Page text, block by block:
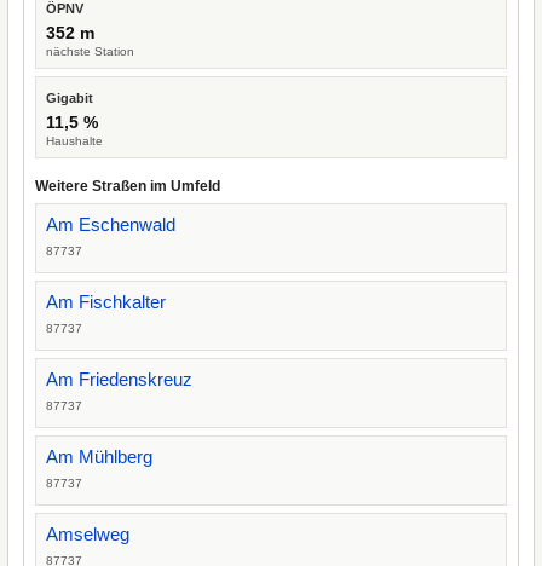
ÖPNV
352 m
nächste Station
Gigabit
11,5 %
Haushalte
Weitere Straßen im Umfeld
Am Eschenwald
87737
Am Fischkalter
87737
Am Friedenskreuz
87737
Am Mühlberg
87737
Amselweg
87737